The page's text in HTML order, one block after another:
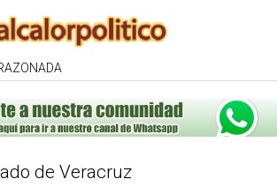
de Veracruz